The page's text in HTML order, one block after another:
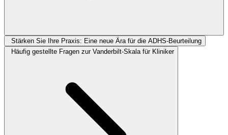
Stärken Sie Ihre Praxis: Eine neue Ära für die ADHS-Beurteilung
Häufig gestellte Fragen zur Vanderbilt-Skala für Kliniker